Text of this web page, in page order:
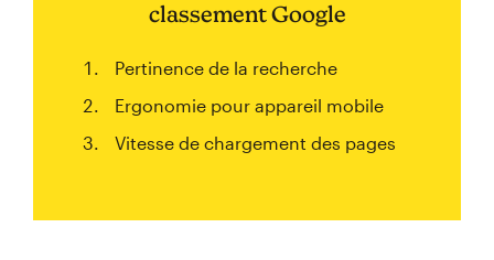
classement Google
Pertinence de la recherche
Ergonomie pour appareil mobile
Vitesse de chargement des pages